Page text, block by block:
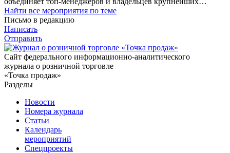
Найти все мероприятия по теме
Письмо в редакцию
Написать
Отправить
Сайт федерального информационно-аналитического
журнала о розничной торговле
«Точка продаж»
Разделы
Новости
Номера журнала
Статьи
Календарь
мероприятий
Спецпроекты